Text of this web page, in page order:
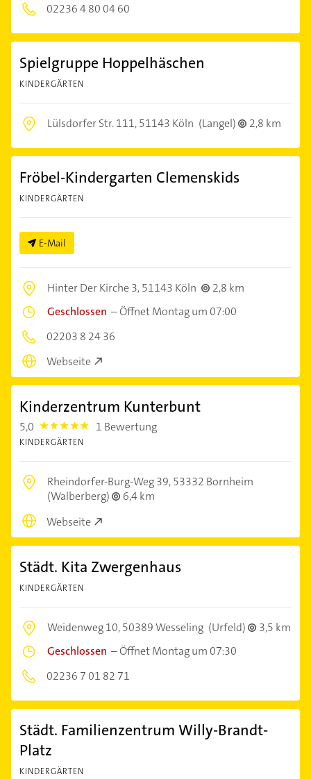
02236 4 80 04 60
Spielgruppe Hoppelhäschen
KINDERGÄRTEN
Lülsdorfer Str. 111,51143 Köln (Langel) 2,8 km
Fröbel-Kindergarten Clemenskids
KINDERGÄRTEN
E-Mail
Hinter Der Kirche 3,51143 Köln
2,8 km
Geschlossen –Öffnet Montag um 07:00
02203 8 24 36
Webseite
Kinderzentrum Kunterbunt
5,0 5.0 1 Bewertung
KINDERGÄRTEN
Rheindorfer-Burg-Weg 39,53332 Bornheim
(Walberberg)
6,4 km
Webseite
Städt. Kita Zwergenhaus
KINDERGÄRTEN
Weidenweg 10,50389 Wesseling (Urfeld)
3,5 km
Geschlossen –Öffnet Montag um 07:30
02236 7 01 82 71
Städt. Familienzentrum Willy-Brandt-
Platz
KINDERGÄRTEN